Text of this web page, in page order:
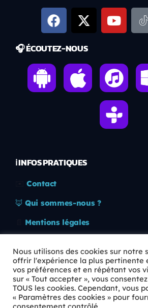
🎧 ÉCOUTEZ-NOUS
ℹ️ INFOS PRATIQUES
Contact
🦊 Qui sommes-nous ?
Mentions légales
🛡️ RGPD
Copyright © 2026 Animkids. Tous
Nous utilisons des cookies sur notre
offrir l'expérience la plus pertinente
vos préférences et en répétant vos
sur « Tout accepter », vous
TOUS les cookies. Cependant, vous
« Paramètres des cookies » pour